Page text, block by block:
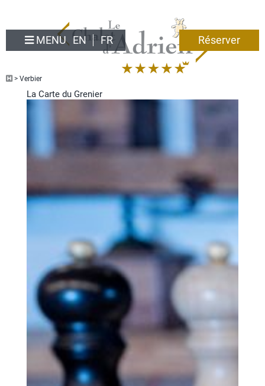
MENU EN FR Réserver
> Verbier
La Carte du Grenier